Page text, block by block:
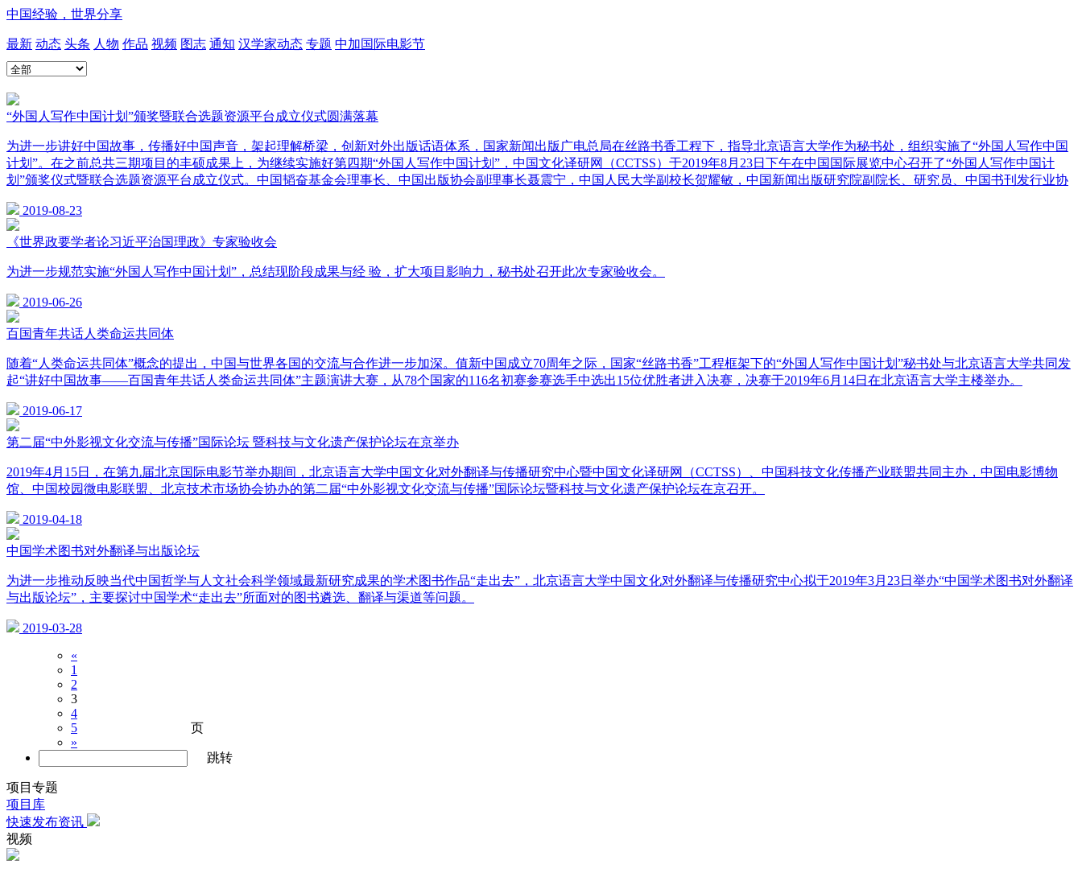
中国经验，世界分享
最新 动态 头条 人物 作品 视频 图志 通知 汉学家动态 专题 中加国际电影节
“外国人写作中国计划”颁奖暨联合选题资源平台成立仪式圆满落幕
为进一步讲好中国故事，传播好中国声音，架起理解桥梁，创新对外出版话语体系，国家新闻出版广电总局在丝路书香工程下，指导北京语言大学作为秘书处，组织实施了“外国人写作中国
计划”。在之前总共三期项目的丰硕成果上，为继续实施好第四期“外国人写作中国计划”，中国文化译研网（CCTSS）于2019年8月23日下午在中国国际展览中心召开了“外国人写作中国计
划”颁奖仪式暨联合选题资源平台成立仪式。中国韬奋基金会理事长、中国出版协会副理事长聂震宁，中国人民大学副校长贺耀敏，中国新闻出版研究院副院长、研究员、中国书刊发行业协
2019-08-23
《世界政要学者论习近平治国理政》专家验收会
为进一步规范实施“外国人写作中国计划”，总结现阶段成果与经 验，扩大项目影响力，秘书处召开此次专家验收会。
2019-06-26
百国青年共话人类命运共同体
随着“人类命运共同体”概念的提出，中国与世界各国的交流与合作进一步加深。值新中国成立70周年之际，国家“丝路书香”工程框架下的“外国人写作中国计划”秘书处与北京语言大学共同发
起“讲好中国故事——百国青年共话人类命运共同体”主题演讲大赛，从78个国家的116名初赛参赛选手中选出15位优胜者进入决赛，决赛于2019年6月14日在北京语言大学主楼举办。
2019-06-17
第二届“中外影视文化交流与传播”国际论坛 暨科技与文化遗产保护论坛在京举办
2019年4月15日，在第九届北京国际电影节举办期间，北京语言大学中国文化对外翻译与传播研究中心暨中国文化译研网（CCTSS）、中国科技文化传播产业联盟共同主办，中国电影博物
馆、中国校园微电影联盟、北京技术市场协会协办的第二届“中外影视文化交流与传播”国际论坛暨科技与文化遗产保护论坛在京召开。
2019-04-18
中国学术图书对外翻译与出版论坛
为进一步推动反映当代中国哲学与人文社会科学领域最新研究成果的学术图书作品“走出去”，北京语言大学中国文化对外翻译与传播研究中心拟于2019年3月23日举办“中国学术图书对外翻译
与出版论坛”，主要探讨中国学术“走出去”所面对的图书遴选、翻译与渠道等问题。
2019-03-28
«
1
2
3
4
5
»
页
跳转
项目专题
项目库
快速发布资讯
视频